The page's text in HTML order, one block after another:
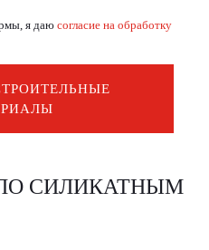
я даю согласие на обработку
СИЛИКАТНЫМ